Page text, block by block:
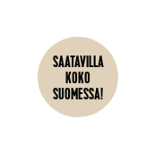
SAATAVILLA
KOKO
SUOMESSA!